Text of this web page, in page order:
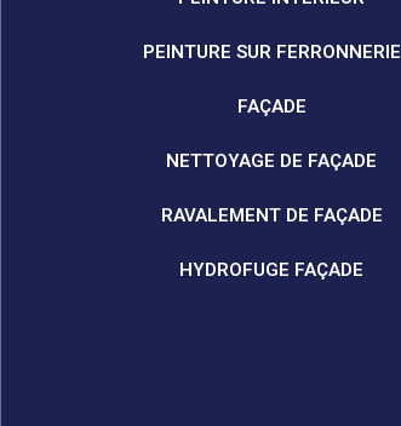
PEINTURE SUR FERRONNERIE
FAÇADE
NETTOYAGE DE FAÇADE
RAVALEMENT DE FAÇADE
HYDROFUGE FAÇADE